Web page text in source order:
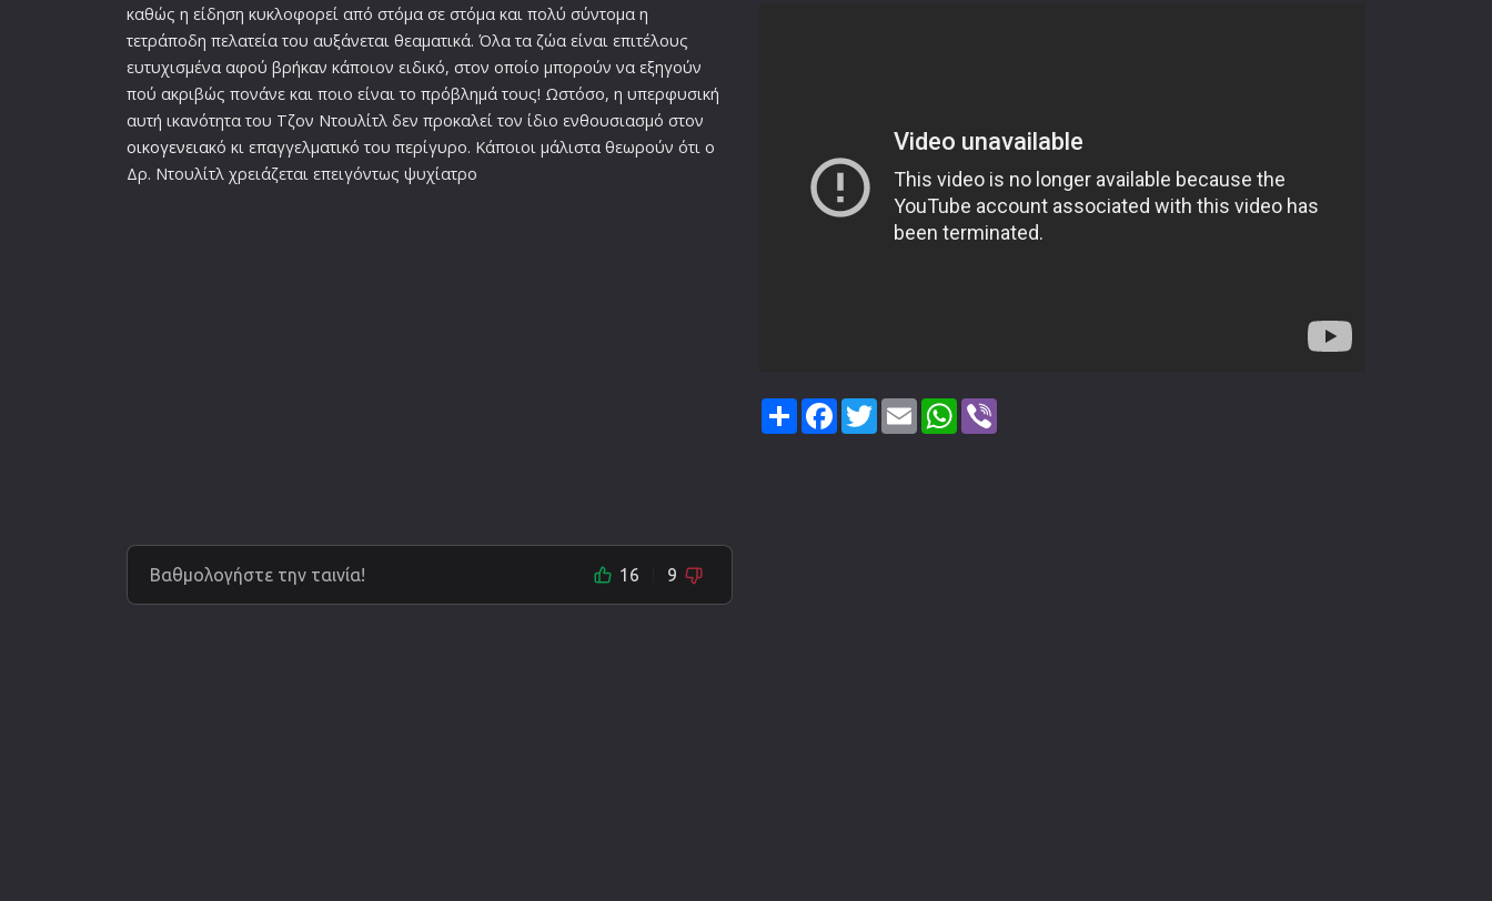
καθώς η είδηση κυκλοφορεί από στόμα σε στόμα και πολύ σύντομα η
τετράποδη πελατεία του αυξάνεται θεαματικά. Όλα τα ζώα είναι επιτέλους
ευτυχισμένα αφού βρήκαν κάποιον ειδικό, στον οποίο μπορούν να εξηγούν
πού ακριβώς πονάνε και ποιο είναι το πρόβλημά τους! Ωστόσο, η υπερφυσική
αυτή ικανότητα του Τζον Ντουλίτλ δεν προκαλεί τον ίδιο ενθουσιασμό στον
οικογενειακό κι επαγγελματικό του περίγυρο. Κάποιοι μάλιστα θεωρούν ότι ο
Δρ. Ντουλίτλ χρειάζεται επειγόντως ψυχίατρο
Βαθμολογήστε την ταινία! 16 9
ShareFacebook
TwitterEmail WhatsApp